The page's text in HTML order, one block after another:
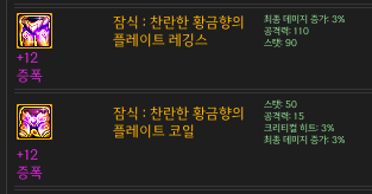
잠식 : 찬란한 황금향의
플레이트 레깅스
최종 데미지 증가: 3%
공격력: 110
스탯: 90
+12
증폭
잠식 : 찬란한 황금향의
플레이트 코일
스탯: 50
공격력: 15
크리티컬 히트: 3%
최종 데미지 증가: 3%
+12
증폭